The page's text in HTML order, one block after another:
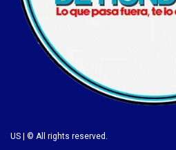
US | © All rights reserved.